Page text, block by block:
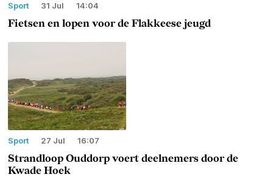
Sport 31 Jul 14:04
Fietsen en lopen voor de Flakkeese jeugd
Sport 27 Jul 16:07
Strandloop Ouddorp voert deelnemers door de
Kwade Hoek